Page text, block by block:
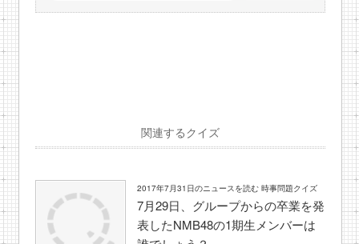
関連するクイズ
2017年7月31日のニュースを読む 時事問題クイズ
7月29日、グループからの卒業を発
表したNMB48の1期生メンバーは